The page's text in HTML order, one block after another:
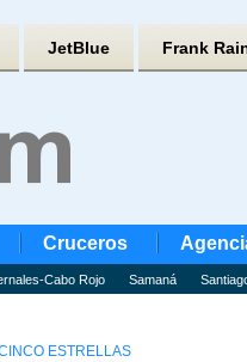
JetBlue Frank
Cruceros
Cabo Rojo Samaná
ESTRELLAS